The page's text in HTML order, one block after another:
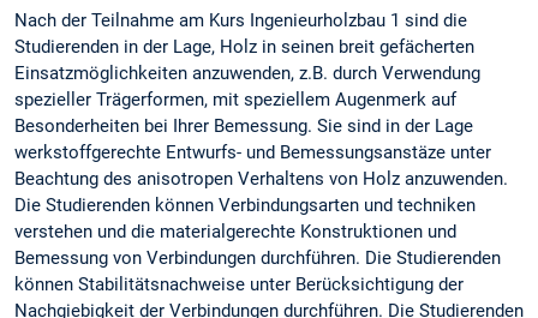
Nach der Teilnahme am Kurs Ingenieurholzbau 1 sind die
Studierenden in der Lage, Holz in seinen breit gefächerten
Einsatzmöglichkeiten anzuwenden, z.B. durch Verwendung
spezieller Trägerformen, mit speziellem Augenmerk auf
Besonderheiten bei Ihrer Bemessung. Sie sind in der Lage
werkstoffgerechte Entwurfs- und Bemessungsanstäze unter
Beachtung des anisotropen Verhaltens von Holz anzuwenden.
Die Studierenden können Verbindungsarten und techniken
verstehen und die materialgerechte Konstruktionen und
Bemessung von Verbindungen durchführen. Die Studierenden
können Stabilitätsnachweise unter Berücksichtigung der
Nachgiebigkeit der Verbindungen durchführen. Die Studierenden